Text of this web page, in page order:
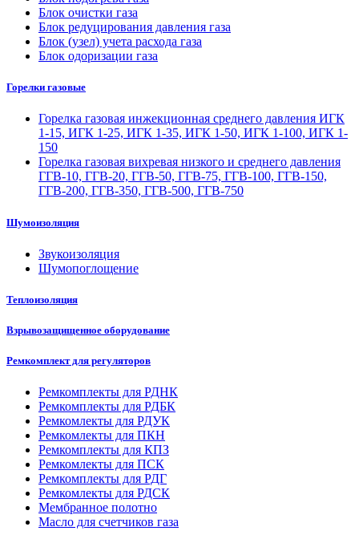
Блок очистки газа
Блок редуцирования давления газа
Блок (узел) учета расхода газа
Блок одоризации газа
Горелки газовые
Горелка газовая инжекционная среднего давления ИГК
1-15, ИГК 1-25, ИГК 1-35, ИГК 1-50, ИГК 1-100, ИГК 1-
150
Горелка газовая вихревая низкого и среднего давления
ГГВ-10, ГГВ-20, ГГВ-50, ГГВ-75, ГГВ-100, ГГВ-150,
ГГВ-200, ГГВ-350, ГГВ-500, ГГВ-750
Шумоизоляция
Звукоизоляция
Шумопоглощение
Теплоизоляция
Взрывозащищенное оборудование
Ремкомплект для регуляторов
Ремкомплекты для РДНК
Ремкомплекты для РДБК
Ремкомлекты для РДУК
Ремкомлекты для ПКН
Ремкомплекты для КПЗ
Ремкомлекты для ПСК
Ремкомплекты для РДГ
Ремкомлекты для РДСК
Мембранное полотно
Масло для счетчиков газа